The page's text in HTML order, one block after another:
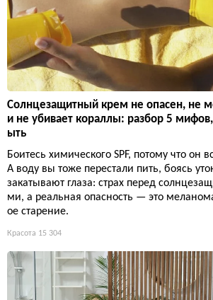
Солнцезащитный крем не опасен, не
и не убивает кораллы: разбор 5
ыть
Боитесь химического SPF, потому что он
А воду вы тоже перестали пить, боясь
закатывают глаза: страх перед
ми, а реальная опасность — это
ое старение.
Красота 15 304